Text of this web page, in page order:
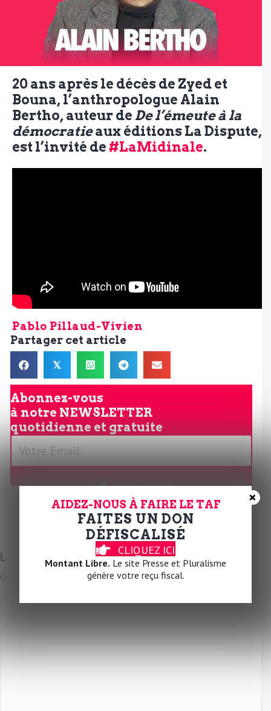
20 ans après le décès de Zyed et
Bouna, l’anthropologue Alain
Bertho, auteur de De l’émeute à la
démocratieaux éditions La Dispute,
est l’invité de#LaMidinale.
Pablo Pillaud-Vivien
Partager cet article
𝕏
Abonnez-vous
à notre NEWSLETTER
quotidienne et gratuite
V
r
JE M'ABONNE
Laissez un commentaire
Commentaire
AIDEZ-NOUS À FAIRE LE TAF
FAITES UN DON
DÉFISCALISÉ
CLIQUEZ ICI
Montant Libre. Le site Presse et Pluralisme
génère votre reçu fiscal.
×